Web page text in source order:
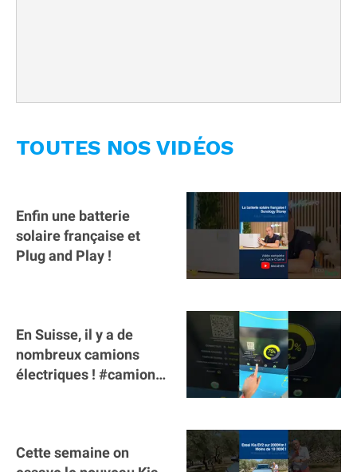
TOUTES NOS VIDÉOS
Enfin une batterie
solaire française et
Plug and Play !
En Suisse, il y a de
nombreux camions
électriques ! #camion
Cette semaine on